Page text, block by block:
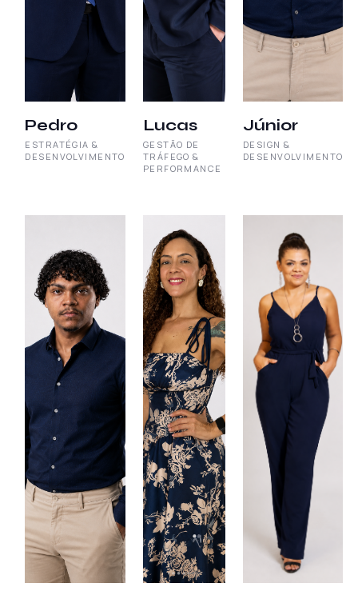
Pedro
ESTRATÉGIA &
DESENVOLVIMENTO
Lucas
GESTÃO DE
TRÁFEGO &
PERFORMANCE
Júnior
DESIGN &
DESENVOLVIMENTO